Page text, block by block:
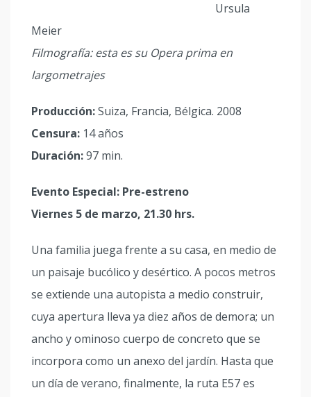
Ursula
Meier
Filmografía: esta es su Opera prima en
largometrajes
Producción:Suiza, Francia, Bélgica. 2008
Censura: 14 años
Duración:97 min.
Evento Especial: Pre-estreno
Viernes 5 de marzo, 21.30 hrs.
Una familia juega frente a su casa, en medio de
un paisaje bucólico y desértico. A pocos metros
se extiende una autopista a medio construir,
cuya apertura lleva ya diez años de demora; un
ancho y ominoso cuerpo de concreto que se
incorpora como un anexo del jardín. Hasta que
un día de verano, finalmente, la ruta E57 es